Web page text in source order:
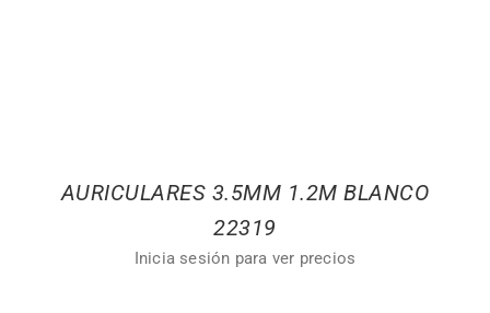
AURICULARES 3.5MM 1.2M BLANCO
22319
Inicia sesión para ver precios